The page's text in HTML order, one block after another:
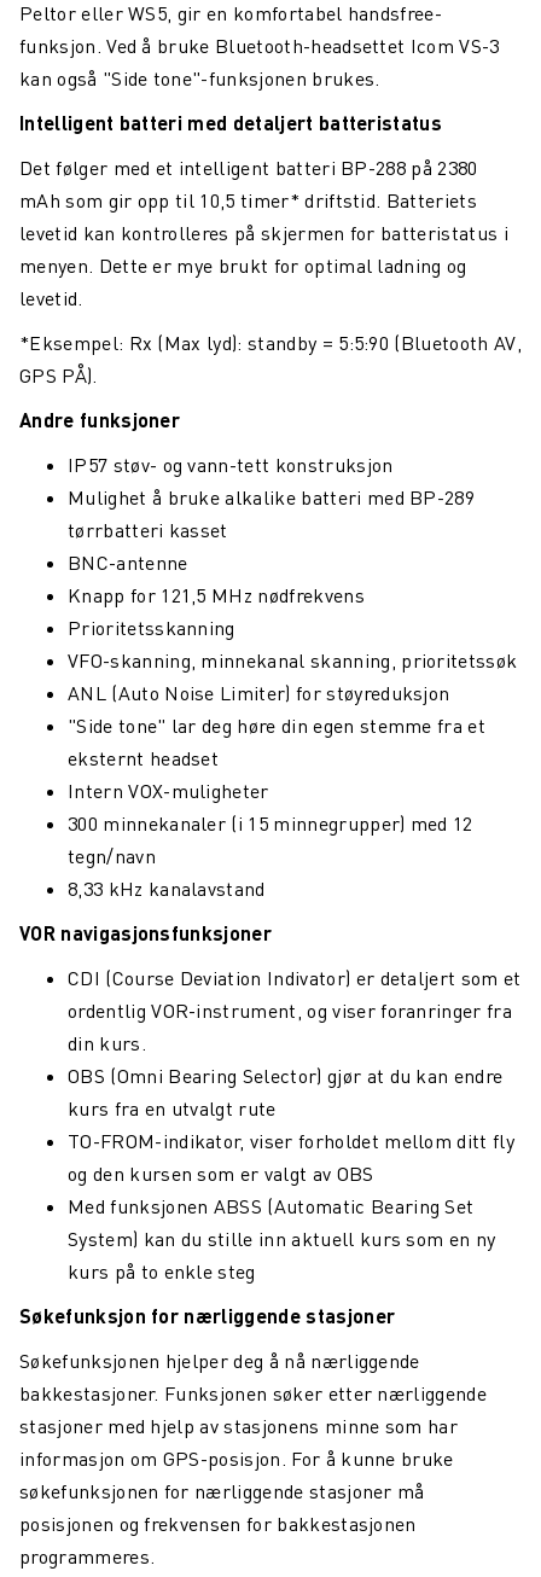
Peltor eller WS5, gir en komfortabel handsfree-
funksjon. Ved å bruke Bluetooth-headsettet Icom VS-3
kan også "Side tone"-funksjonen brukes.
Intelligent batteri med detaljert batteristatus
Det følger med et intelligent batteri BP-288 på 2380
mAh som gir opp til 10,5 timer* driftstid. Batteriets
levetid kan kontrolleres på skjermen for batteristatus i
menyen. Dette er mye brukt for optimal ladning og
levetid.
*Eksempel: Rx (Max lyd): standby = 5:5:90 (Bluetooth AV,
GPS PÅ).
Andre funksjoner
IP57 støv- og vann-tett konstruksjon
Mulighet å bruke alkalike batteri med BP-289
tørrbatteri kasset
BNC-antenne
Knapp for 121,5 MHz nødfrekvens
Prioritetsskanning
VFO-skanning, minnekanal skanning, prioritetssøk
ANL (Auto Noise Limiter) for støyreduksjon
"Side tone" lar deg høre din egen stemme fra et
eksternt headset
Intern VOX-muligheter
300 minnekanaler (i 15 minnegrupper) med 12
tegn/navn
8,33 kHz kanalavstand
VOR navigasjonsfunksjoner
CDI (Course Deviation Indivator) er detaljert som et
ordentlig VOR-instrument, og viser foranringer fra
din kurs.
OBS (Omni Bearing Selector) gjør at du kan endre
kurs fra en utvalgt rute
TO-FROM-indikator, viser forholdet mellom ditt fly
og den kursen som er valgt av OBS
Med funksjonen ABSS (Automatic Bearing Set
System) kan du stille inn aktuell kurs som en ny
kurs på to enkle steg
Søkefunksjon for nærliggende stasjoner
Søkefunksjonen hjelper deg å nå nærliggende
bakkestasjoner. Funksjonen søker etter nærliggende
stasjoner med hjelp av stasjonens minne som har
informasjon om GPS-posisjon. For å kunne bruke
søkefunksjonen for nærliggende stasjoner må
posisjonen og frekvensen for bakkestasjonen
programmeres.